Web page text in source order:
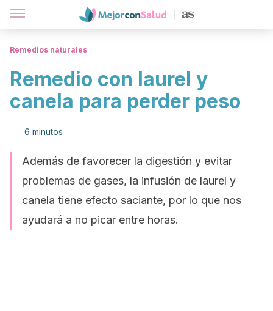
Remedios naturales
Remedio con laurel y
canela para perder peso
6 minutos
Además de favorecer la digestión y evitar
problemas de gases, la infusión de laurel y
canela tiene efecto saciante, por lo que nos
ayudará a no picar entre horas.